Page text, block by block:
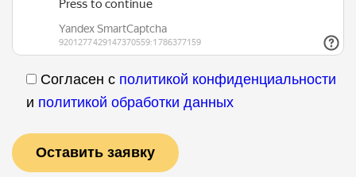
Согласен с политикой конфиденциальности
и политикой обработки данных